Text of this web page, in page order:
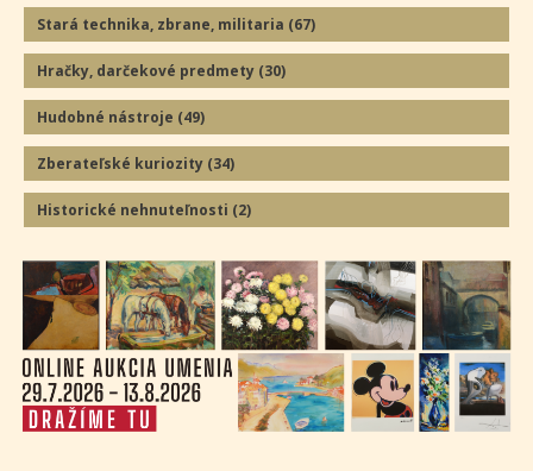
Stará technika, zbrane, militaria (67)
Hračky, darčekové predmety (30)
Hudobné nástroje (49)
Zberateľské kuriozity (34)
Historické nehnuteľnosti (2)